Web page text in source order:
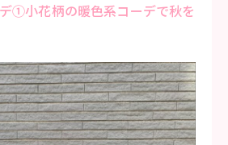
①小花柄の暖色系コーデで秋を